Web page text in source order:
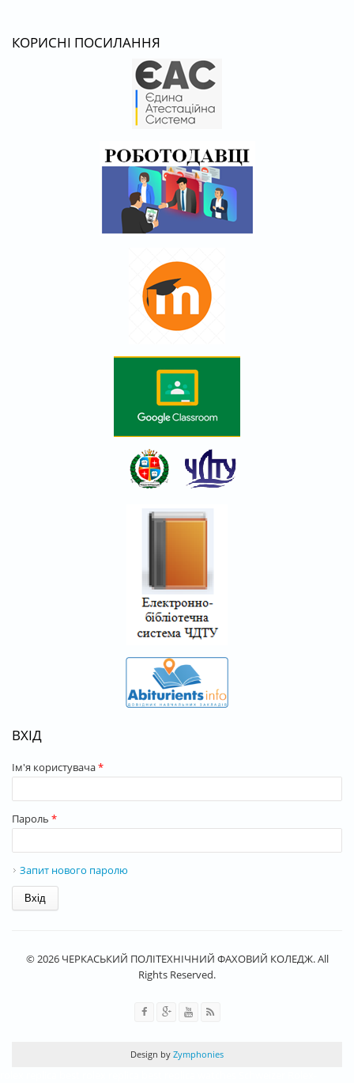
КОРИСНІ ПОСИЛАННЯ
ВХІД
Ім'я користувача*
Пароль *
Запит нового паролю
© 2026 ЧЕРКАСЬКИЙ ПОЛІТЕХНІЧНИЙ ФАХОВИЙ КОЛЕДЖ. All
Rights Reserved.
Design by Zymphonies